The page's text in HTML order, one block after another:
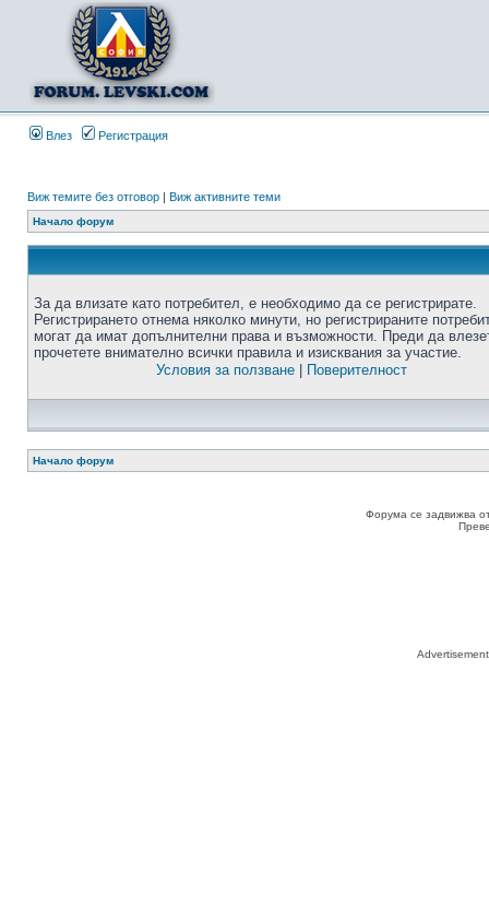
Влез Регистрация
Виж темите без отговор | Виж активните теми
Начало форум
За да влизате като потребител, е необходимо да се регистрирате.
Регистрирането отнема няколко минути, но регистрираните
могат да имат допълнителни права и възможности. Преди да
прочетете внимателно всички правила и изисквания за участие.
Условия за ползване| Поверителност
Начало форум
Форума се задвижва